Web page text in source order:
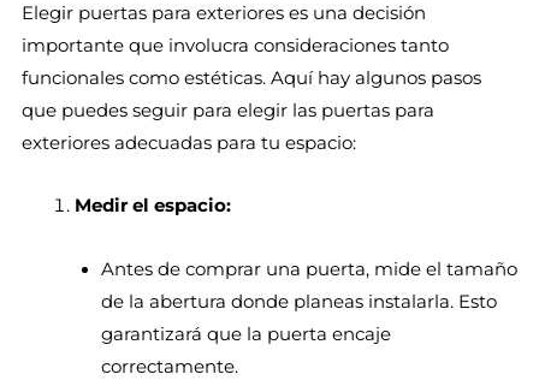
Elegir puertas para exteriores es una decisión
importante que involucra consideraciones tanto
funcionales como estéticas. Aquí hay algunos pasos
que puedes seguir para elegir las puertas para
exteriores adecuadas para tu espacio:
Medir el espacio:
Antes de comprar una puerta, mide el tamaño
de la abertura donde planeas instalarla. Esto
garantizará que la puerta encaje
correctamente.